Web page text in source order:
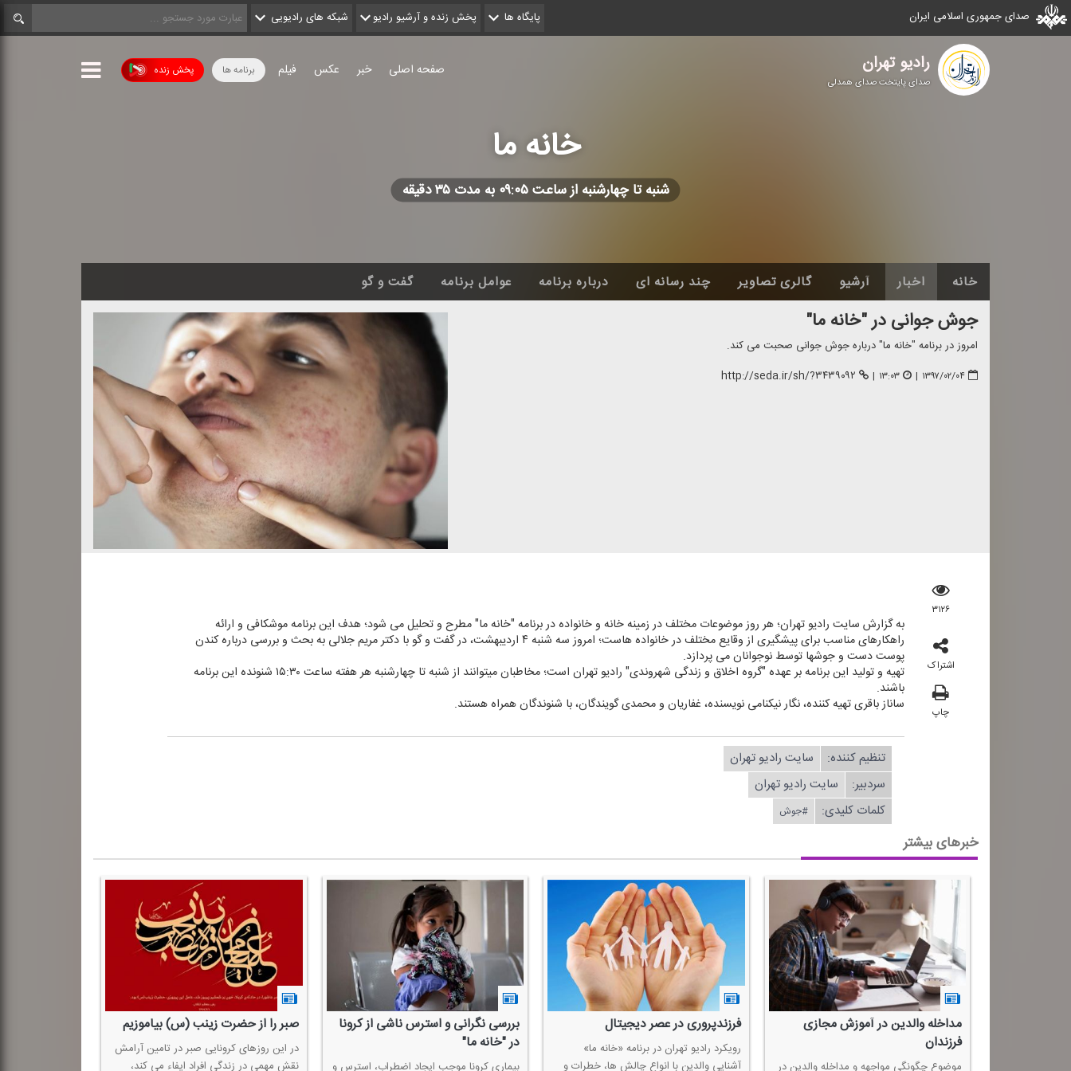
صدای جمهوری اسلامی ایران پایگاه ها پخش زنده و آرشیو رادیو شبکه های رادیویی
رادیو تهران
صدای پایتخت صدای همدلی
پخش زنده برنامه ها صفحه اصلی خبر عکس فیلم
خانه ما
شنبه تا چهارشنبه از ساعت ۰۹:۰۵ به مدت ۳۵ دقیقه
خانه اخبار آرشیو گالری تصاویر چند رسانه ای درباره برنامه عوامل برنامه گفت و گو
جوش جوانی در "خانه ما"
امروز در برنامه "خانه ما" درباره جوش جوانی صحبت می كند.
۱۳۹۷/۰۲/۰۴ | ۱۳:۰۳ | http://seda.ir/sh/?۳۴۳۹۰۹۲
۳۱۲۶
اشتراک
چاپ
به گزارش سایت رادیو تهران؛ هر روز موضوعات مختلف در زمینه خانه و خانواده در برنامه "خانه ما" مطرح و تحلیل می شود؛ هدف این برنامه موشكافی و ارائه
راهكارهای مناسب برای پیشگیری از وقایع مختلف در خانواده هاست؛ امروز سه شنبه ۴ اردیبهشت، در گفت و گو با دكتر مریم جلالی به بحث و بررسی درباره كندن
پوست دست و جوشها توسط نوجوانان می پردازد.
تهیه و تولید این برنامه بر عهده "گروه اخلاق و زندگی شهروندی" رادیو تهران است؛ مخاطبان می‎توانند از شنبه تا چهارشنبه هر هفته ساعت ۱۵:۳۰ شنونده این برنامه
باشند.
ساناز باقری تهیه كننده، نگار نیكنامی نویسنده، غفاریان و محمدی گویندگان، با شنوندگان همراه هستند.
تنظیم كننده:
سایت رادیو تهران
سردبیر:
سایت رادیو تهران
کلمات کلیدی:
#جوش
خبرهای بیشتر
مداخله والدین در آموزش مجازی
فرزندان
موضوع چگونگی مواجهه و مداخله والدین در
فرزندپروری در عصر دیجیتال
رویكرد رادیو تهران در برنامه «خانه ما»
آشنایی والدین با انواع چالش ها، خطرات و
بررسی نگرانی و استرس ناشی از كرونا
در "خانه ما"
بیماری كرونا موجب ایجاد اضطراب، استرس و
صبر را از حضرت زینب (س) بیاموزیم
در این روزهای كرونایی صبر در تامین آرامش
نقش مهمی در زندگی افراد ایفاء می كند،